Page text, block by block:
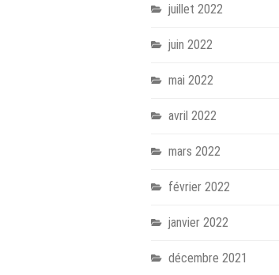
juillet 2022
juin 2022
mai 2022
avril 2022
mars 2022
février 2022
janvier 2022
décembre 2021